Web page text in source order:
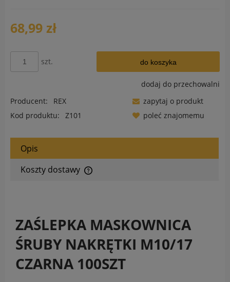
68,99 zł
szt. do koszyka
dodaj do przechowalni
Producent:
REX
Kod produktu:
Z101
zapytaj o produkt
poleć znajomemu
Opis
Koszty dostawy
ZAŚLEPKA MASKOWNICA
ŚRUBY NAKRĘTKI M10/17
CZARNA 100SZT